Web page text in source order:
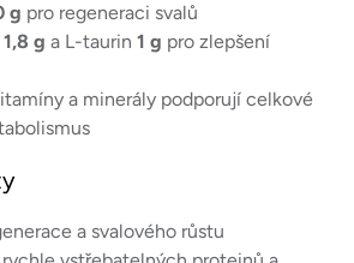
g pro regeneraci svalů
1,8 g a L-taurin 1 g pro zlepšení
a minerály podporují celkové
a svalového růstu